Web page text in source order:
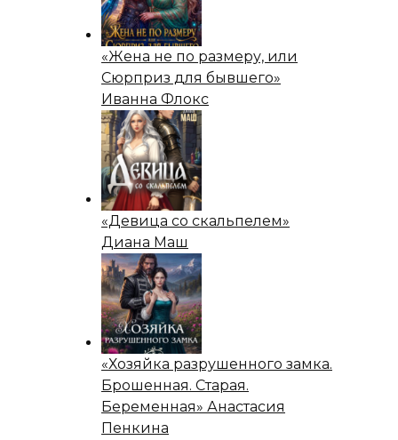
«Жена не по размеру, или
Сюрприз для бывшего»
Иванна Флокс
«Девица со скальпелем»
Диана Маш
«Хозяйка разрушенного замка.
Брошенная. Старая.
Беременная» Анастасия
Пенкина